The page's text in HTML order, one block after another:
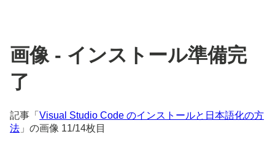
画像 - インストール準備完
了
記事「 Visual Studio Code のインストールと日本語化の方
法 」の画像 11/14枚目